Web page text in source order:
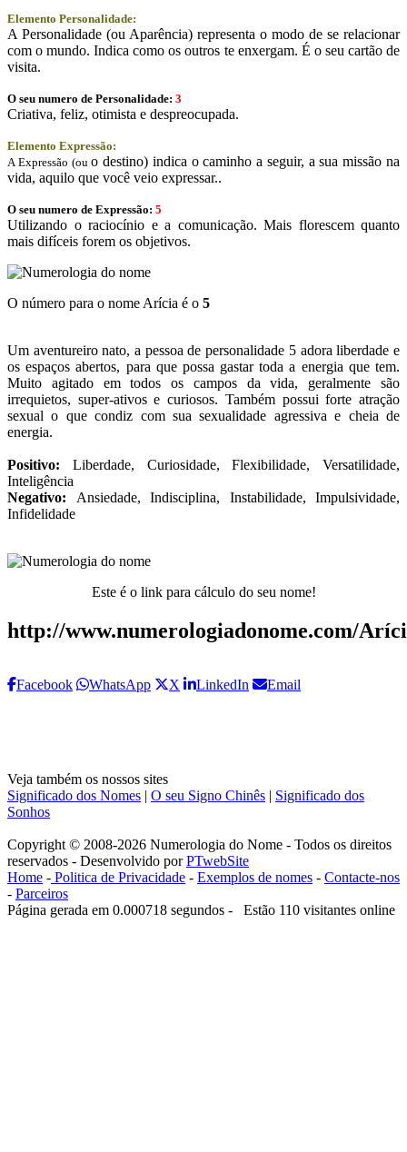
Elemento Personalidade:
A Personalidade (ou Aparência) representa o modo de se relacionar
com o mundo. Indica como os outros te enxergam. É o seu cartão de
visita.
O seu numero de Personalidade: 3
Criativa, feliz, otimista e despreocupada.
Elemento Expressão:
A Expressão (ouo destino) indica o caminho a seguir, a sua missão na
vida, aquilo que você veio expressar..
O seu numero de Expressão: 5
Utilizando o raciocínio e a comunicação. Mais florescem quanto
mais difíceis forem os objetivos.
O número para o nome Arícia é o 5
Um aventureiro nato, a pessoa de personalidade 5 adora liberdade e
os espaços abertos, para que possa gastar toda a energia que tem.
Muito agitado em todos os campos da vida, geralmente são
irrequietos, super-ativos e curiosos. Também possui forte atração
sexual o que condiz com sua sexualidade agressiva e cheia de
energia.
Positivo: Liberdade, Curiosidade, Flexibilidade, Versatilidade,
Inteligência
Negativo: Ansiedade, Indisciplina, Instabilidade, Impulsividade,
Infidelidade
Este é o link para cálculo do seu nome!
http://www.numerologiadonome.com/
Facebook WhatsApp X LinkedIn Email
Veja também os nossos sites
Significado dos Nomes
O seu Signo Chinês
Significado dos
Sonhos
Copyright © 2008-2026 Numerologia do Nome - Todos os direitos
reservados - Desenvolvido porPTwebSite
Home - Politica de Privacidade - Exemplos de nomes - Contacte-nos
- Parceiros
Página gerada em 0.000718 segundos - Estão 110 visitantes online